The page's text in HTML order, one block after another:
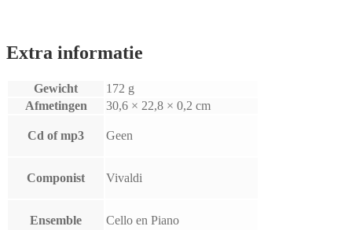
Extra informatie
Gewicht
172 g
Afmetingen
30,6 × 22,8 × 0,2 cm
Cd of mp3 Geen
Componist Vivaldi
Ensemble Cello en Piano